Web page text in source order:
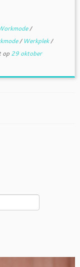
/
/ Werkplek/
op 29 oktober